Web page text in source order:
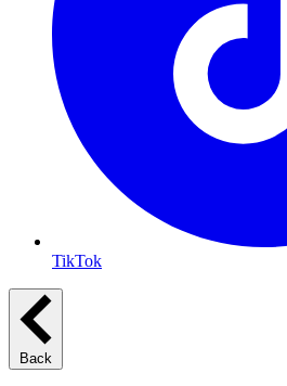
TikTok
Back